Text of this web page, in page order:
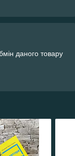
даного товару